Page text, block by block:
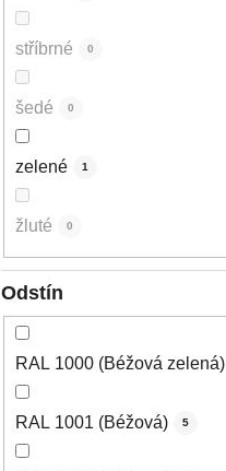
stříbrné 0
šedé 0
zelené 1
žluté 0
Odstín
RAL 1000 (Béžová zelená)
RAL 1001 (Béžová) 5